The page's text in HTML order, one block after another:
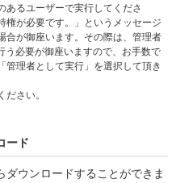
あるユーザーで実行してくださ
権が必要です。」というメッセージ
合が御座います。その際は、管理者
う必要が御座いますので、お手数で
管理者として実行」を選択して頂き
さい。
ード
ダウンロードすることができま